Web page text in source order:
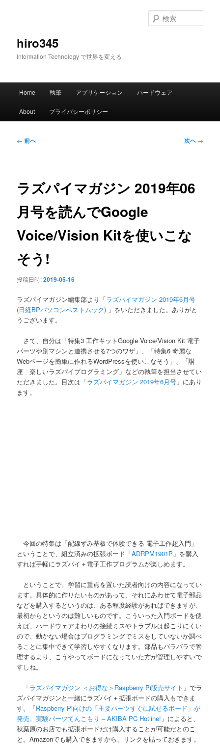
hiro345
Information Technology で世界を変える
索
メ
Home 執筆 アプリケーション ハードウェア
About プライバシーポリシー
投
ー
ョ
ン
← 前へ 次へ→
ラズパイマガジン 2019年06
月号を読んでGoogle
Voice/Vision Kitを使いこな
そう!
投稿日時:2019-05-16
ラズパイマガジン編集部より「ラズパイマガジン 2019年6月号
(日経BPパソコンベストムック) 」をいただきました。ありがと
うございます。
さて、自分は「特集3 工作キットGoogle Voice/Vision Kit 電子
パーツや別マシンと連携させる7つのワザ」、「特集6 奇麗な
Webページを簡単に作れるWordPressを使いこなそう」、「講
座 楽しいラズパイプログラミング」などの執筆を担当させてい
ただきました。目次は「ラズパイマガジン 2019年6月号 」にあり
ます。
今回の特集は「配線ずみ基板で体験できる 電子工作超入門」
ということで、組立済みの拡張ボード「ADRPM1901P 」を購入
すれば手軽にラズパイ＋電子工作プログラムが楽しめます。
ということで、学習に重点を置いた読者向けの内容になってい
ます。具体的に作りたいものがあって、それにあわせて電子部品
などを購入するというのは、ある程度経験があればできますが、
最初からというのは難しいものです。こういった入門ボードを使
えば、ハードウェアまわりの接続ミスやトラブルは起こりにくい
ので、動かない場合はプログラミングでミスをしていないか調べ
ることに集中できて学習しやすくなります。部品もバラバラで管
理するより、こうやってボードになっていた方が管理しやすいで
すしね。
「ラズパイマガジン ＜お得な＞Raspberry Pi販売サイト 」でラ
ズパイマガジンと一緒にラズパイ＋拡張ボードの購入もできま
す。「Raspberry Pi向けの「主要パーツすぐに試せるボード」が
発売、実験パーツてんこもり – AKIBA PC Hotline! 」によると、
秋葉原のお店でも拡張ボードだけ購入することが可能だとのこ
と。Amazonでも購入できますから、リンクを貼っておきます。